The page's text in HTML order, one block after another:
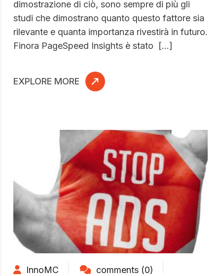
dimostrazione di ciò, sono sempre di più gli
studi che dimostrano quanto questo fattore sia
rilevante e quanta importanza rivestirà in futuro.
Finora PageSpeed Insights è stato […]
EXPLORE MORE
InnoMC
comments (0)